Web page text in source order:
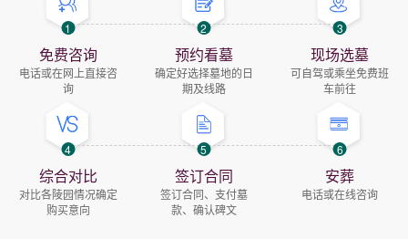
1
免费咨询
电话或在网上直接咨
询
2
预约看墓
确定好选择墓地的日
期及线路
3
现场选墓
可自驾或乘坐免费班
车前往
4
综合对比
对比各陵园情况确定
购买意向
5
签订合同
签订合同、支付墓
款、确认碑文
6
安葬
电话或在线咨询